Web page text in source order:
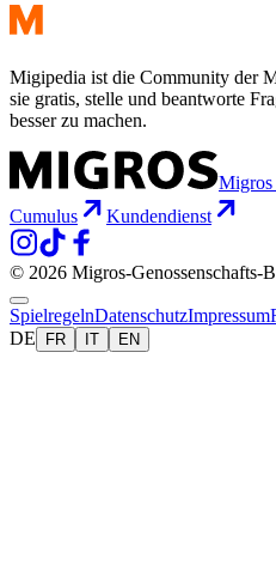
Migipedia ist die Community der
sie gratis, stelle und beantworte
besser zu machen.
Cumulus
Kundendienst
© 2026 Migros-Genossenschafts-
SpielregelnDatenschutzImpressum
DE
FR IT EN